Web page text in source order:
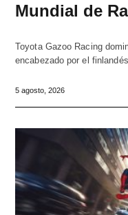
Mundial de
Toyota Gazoo Racing
encabezado por el
5 agosto, 2026